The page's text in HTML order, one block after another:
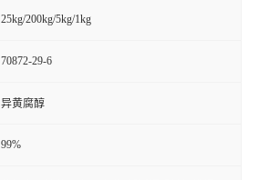
25kg/200kg/5kg/1kg
70872-29-6
异黄腐醇
99%